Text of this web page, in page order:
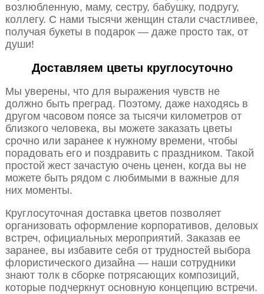
возлюбленную, маму, сестру, бабушку, подругу,
коллегу. С нами тысячи женщин стали счастливее,
получая букеты в подарок — даже просто так, от
души!
Доставляем цветы круглосуточно
Мы уверены, что для выражения чувств не
должно быть преград. Поэтому, даже находясь в
другом часовом поясе за тысячи километров от
близкого человека, вы можете заказать цветы
срочно или заранее к нужному времени, чтобы
порадовать его и поздравить с праздником. Такой
простой жест зачастую очень ценен, когда вы не
можете быть рядом с любимыми в важные для
них моменты.
Круглосуточная доставка цветов позволяет
организовать оформление корпоративов, деловых
встреч, официальных мероприятий. Заказав ее
заранее, вы избавите себя от трудностей выбора
флористического дизайна — наши сотрудники
знают толк в сборке потрясающих композиций,
которые подчеркнут основную концепцию встречи.